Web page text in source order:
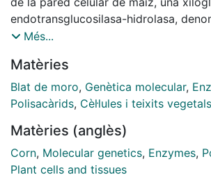
endotransglucosilasa-hidrolasa,
Esta clase de enzimas actúa sobre
como la expansión y el crecimiento
vegetal. El clon de cDNA fue aislado
cribado de una librería de expresión
producidos contra una fracción
proteínas de pared. La búsqueda en
otras secuencias codificantes (ESTs)
Més...
Matèries
Blat de moro, Genètica molecular,
Polisacàrids, Cèl·lules i teixits vegetals
Matèries (anglès)
Corn, Molecular genetics, Enzymes,
Plant cells and tissues